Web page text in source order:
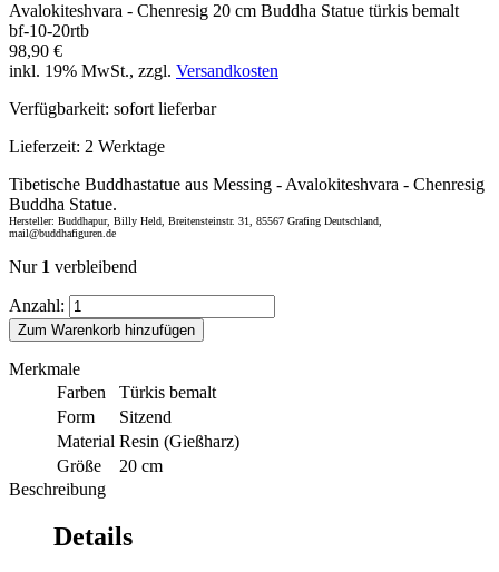
Avalokiteshvara - Chenresig 20 cm Buddha Statue türkis bemalt
bf-10-20rtb
98,90 €
inkl. 19% MwSt., zzgl. Versandkosten
Verfügbarkeit: sofort lieferbar
Lieferzeit: 2 Werktage
Tibetische Buddhastatue aus Messing - Avalokiteshvara - Chenresig
Buddha Statue.
Hersteller: Buddhapur, Billy Held, Breitensteinstr. 31, 85567 Grafing Deutschland,
mail@buddhafiguren.de
Nur 1 verbleibend
Anzahl:
Zum Warenkorb hinzufügen
Merkmale
Farben
Türkis bemalt
Form
Sitzend
Material Resin (Gießharz)
Größe
20 cm
Beschreibung
Details